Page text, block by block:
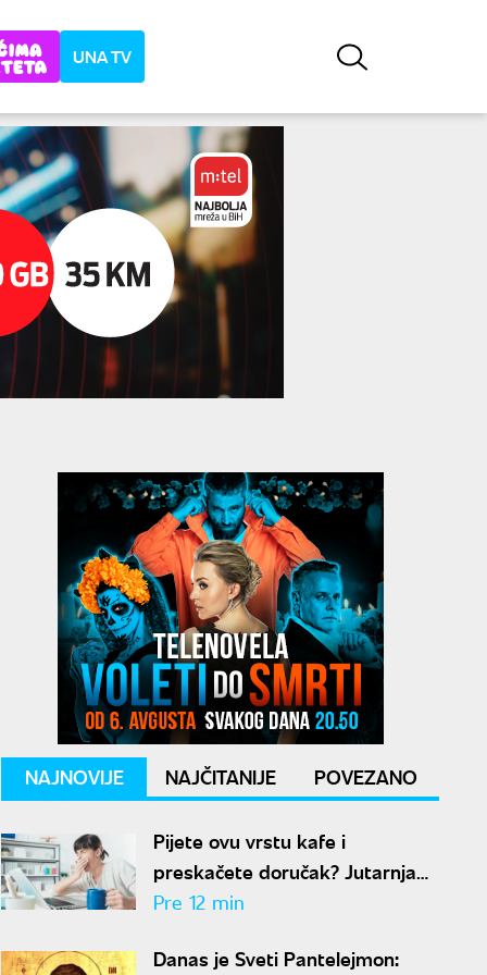
UNA TV
NAJNOVIJE NAJČITANIJE POVEZANO
Pijete ovu vrstu kafe i
preskačete doručak? Jutarnja
bomba koja povećava
Pre 12 min
Danas je Sveti Pantelejmon: